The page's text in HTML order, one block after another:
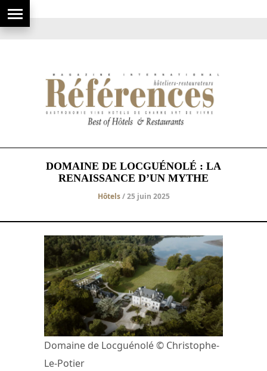
DOMAINE DE LOCGUÉNOLÉ : LA
RENAISSANCE D’UN MYTHE
Hôtels/ 25 juin 2025
Domaine de Locguénolé © Christophe-
Le-Potier